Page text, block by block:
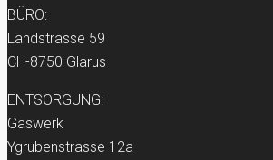
BÜRO:
Landstrasse 59
CH-8750 Glarus
ENTSORGUNG:
Gaswerk
Ygrubenstrasse 12a